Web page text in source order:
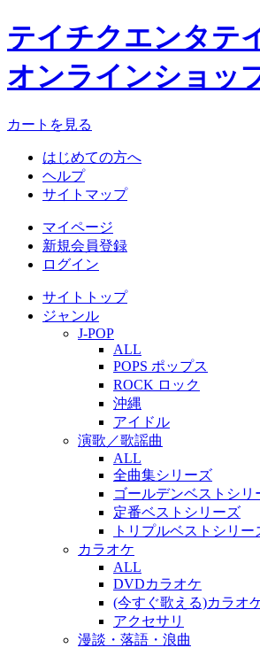
テイチクエンタテ
オンラインショッ
カートを見る
はじめての方へ
ヘルプ
サイトマップ
マイページ
新規会員登録
ログイン
サイトトップ
ジャンル
J-POP
ALL
POPS ポップス
ROCK ロック
沖縄
アイドル
演歌／歌謡曲
ALL
全曲集シリーズ
ゴールデンベストシリ
定番ベストシリーズ
トリプルベストシリー
カラオケ
ALL
DVDカラオケ
(今すぐ歌える)カラオ
アクセサリ
漫談・落語・浪曲